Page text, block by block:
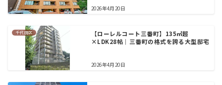
2026年4月20日
千代田区
【ローレルコート三番町】135㎡超
×LDK28帖｜三番町の格式を誇る大型邸宅
2026年4月20日